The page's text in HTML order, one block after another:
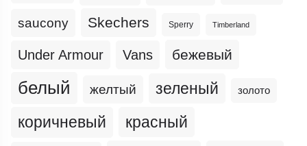
saucony Skechers Sperry Timberland
Under Armour Vans бежевый
белый желтый зеленый золото
коричневый красный